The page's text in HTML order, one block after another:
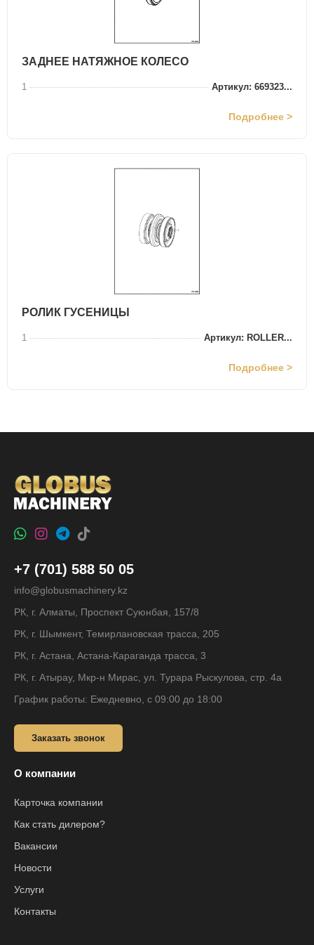
ЗАДНЕЕ НАТЯЖНОЕ КОЛЕСО
1 Артикул: 669323...
Подробнее >
РОЛИК ГУСЕНИЦЫ
1 Артикул: ROLLER...
Подробнее >
+7 (701) 588 50 05
info@globusmachinery.kz
РК, г. Алматы, Проспект Суюнбая, 157/8
РК, г. Шымкент, Темирлановская трасса, 205
РК, г. Астана, Астана-Караганда трасса, 3
РК, г. Атырау, Мкр-н Мирас, ул. Турара Рыскулова, стр. 4а
График работы: Ежедневно, с 09:00 до 18:00
Заказать звонок
О компании
Карточка компании
Как стать дилером?
Вакансии
Новости
Услуги
Контакты